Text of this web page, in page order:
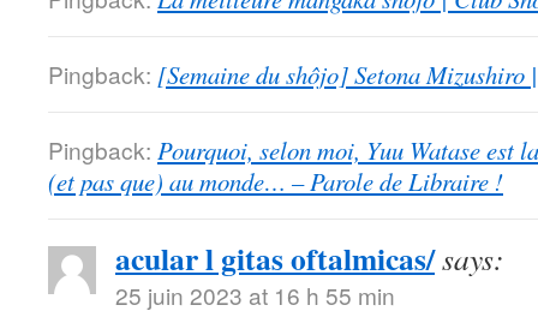
Pingback: [Semaine du shôjo] Setona Mizushiro
Pingback: Pourquoi, selon moi, Yuu Watase est
(et pas que) au monde… – Parole de Libraire !
acular l gitas oftalmicas/says:
25 juin 2023 at 16 h 55 min